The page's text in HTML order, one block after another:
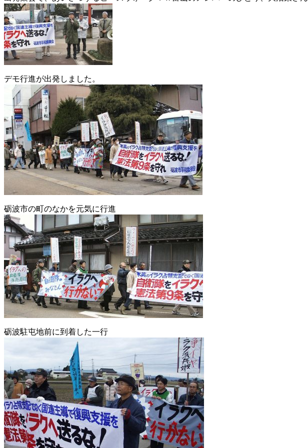
デモ行進が出発しました。
砺波市の町のなかを元気に行進
砺波駐屯地前に到着した一行